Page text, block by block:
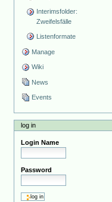
Interimsfolder:
Zweifelsfälle
Listenformate
Manage
Wiki
News
Events
log in
Login Name
Password